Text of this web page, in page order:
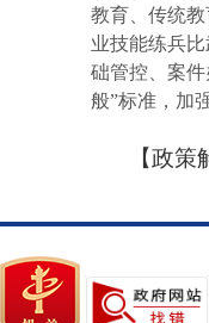
教育、传统
业技能练兵
础管控、案
般”标准，加
【政